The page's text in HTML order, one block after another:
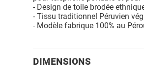
- Design de toile brodée
- Tissu traditionnel Péruvien
- Modèle fabrique 100% au
DIMENSIONS